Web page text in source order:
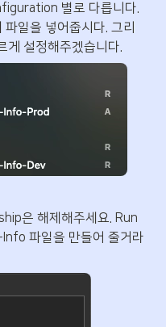
별로 다릅니다.
일을 넣어줍시다. 그리
게 설정해주겠습니다.
은 해제해주세요. Run
파일을 만들어 줄거라